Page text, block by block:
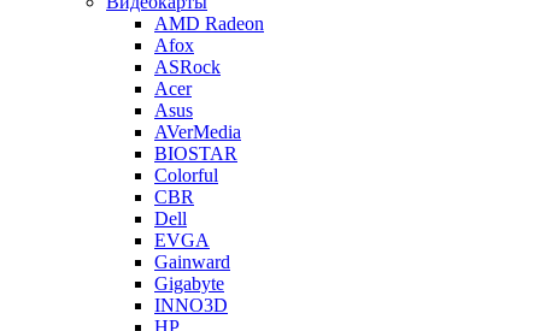
AMD Radeon
Afox
ASRock
Acer
Asus
AVerMedia
BIOSTAR
Colorful
CBR
Dell
EVGA
Gainward
Gigabyte
INNO3D